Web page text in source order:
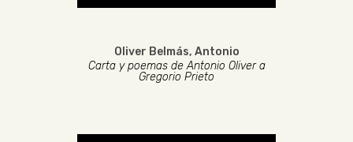
Oliver Belmás, Antonio
Carta y poemas de Antonio Oliver a
Gregorio Prieto